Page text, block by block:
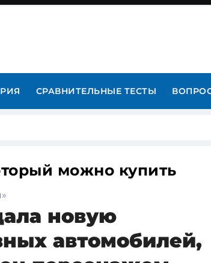
СРАВНИТЕЛЬНЫЕ ТЕСТЫ
можно купить
новую
автомобилей,